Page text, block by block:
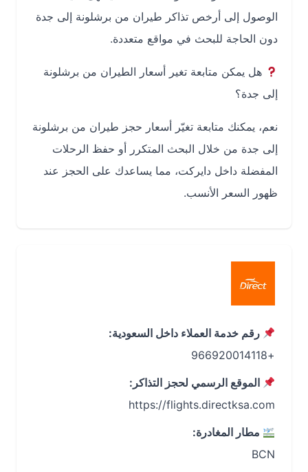
الوصول إلى أرخص تذاكر طيران من برشلونة إلى جدة
دون الحاجة للبحث في مواقع متعددة.
هل يمكن متابعة تغير أسعار الطيران من برشلونة
إلى جدة؟
نعم، يمكنك متابعة تغيّر أسعار حجز طيران من برشلونة
إلى جدة من خلال البحث المتكرر أو حفظ الرحلات
المفضلة داخل دايركت، مما يساعدك على الحجز عند
ظهور السعر الأنسب.
رقم خدمة العملاء داخل السعودية:
الموقع الرسمي لحجز التذاكر:
https://flights.directksa.com
مطار المغادرة: